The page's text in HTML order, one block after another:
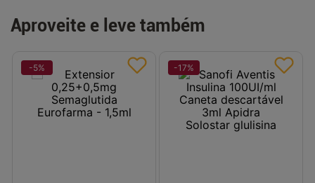
Aproveite e leve também
-5% -17%